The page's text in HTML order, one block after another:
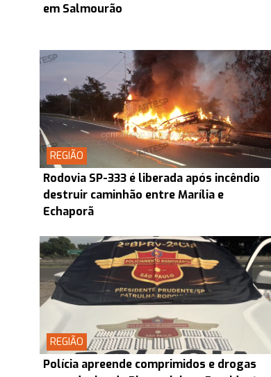
em Salmourão
REGIÃO
Rodovia SP-333 é liberada após incêndio
destruir caminhão entre Marília e
Echaporã
REGIÃO
Polícia apreende comprimidos e drogas